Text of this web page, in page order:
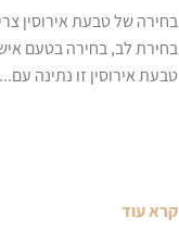
בחירה של טבעת אירוסין
בחירת לב, בחירה בטעם
טבעת אירוסין זו נתינה עם...
קרא עוד